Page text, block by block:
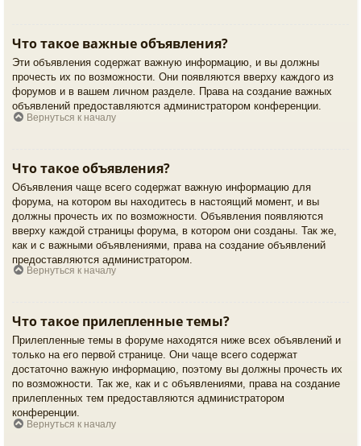
Что такое важные объявления?
Эти объявления содержат важную информацию, и вы должны
прочесть их по возможности. Они появляются вверху каждого из
форумов и в вашем личном разделе. Права на создание важных
объявлений предоставляются администратором конференции.
Вернуться к началу
Что такое объявления?
Объявления чаще всего содержат важную информацию для
форума, на котором вы находитесь в настоящий момент, и вы
должны прочесть их по возможности. Объявления появляются
вверху каждой страницы форума, в котором они созданы. Так же,
как и с важными объявлениями, права на создание объявлений
предоставляются администратором.
Вернуться к началу
Что такое прилепленные темы?
Прилепленные темы в форуме находятся ниже всех объявлений и
только на его первой странице. Они чаще всего содержат
достаточно важную информацию, поэтому вы должны прочесть их
по возможности. Так же, как и с объявлениями, права на создание
прилепленных тем предоставляются администратором
конференции.
Вернуться к началу